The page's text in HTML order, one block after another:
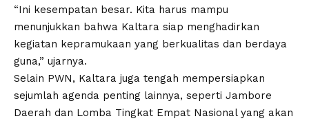
“Ini kesempatan besar. Kita harus mampu
menunjukkan bahwa Kaltara siap menghadirkan
kegiatan kepramukaan yang berkualitas dan berdaya
guna,” ujarnya.
Selain PWN, Kaltara juga tengah mempersiapkan
sejumlah agenda penting lainnya, seperti Jambore
Daerah dan Lomba Tingkat Empat Nasional yang akan